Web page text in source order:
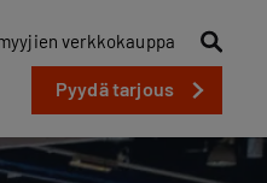
verkkokauppa
Pyydä tarjous